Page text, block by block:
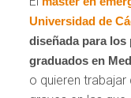
Universidad de
diseñada para
graduados en
o quieren